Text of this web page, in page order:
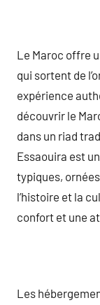
Le Maroc offre
qui sortent de
expérience
découvrir le
dans un riad
Essaouira est
typiques,
l’histoire et la
confort et une
Les